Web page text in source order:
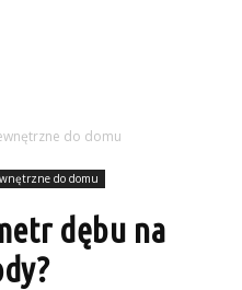
do domu
do domu
dębu na